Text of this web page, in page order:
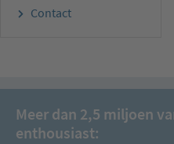
Contact
Meer dan 2,5 miljoen
enthousiast: